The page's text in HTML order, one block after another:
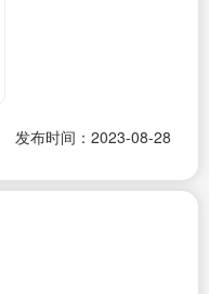
发布时间：2023-08-28